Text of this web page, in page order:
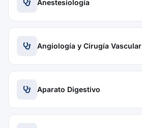
Anestesiología
Angiología y Cirugía Vascular
Aparato Digestivo